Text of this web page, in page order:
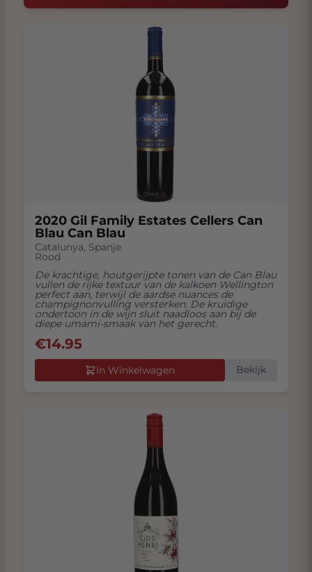
2020 Gil Family Estates Cellers Can
Blau Can Blau
Catalunya, Spanje
Rood
De krachtige, houtgerijpte tonen van de Can Blau
vullen de rijke textuur van de kalkoen Wellington
perfect aan, terwijl de aardse nuances de
champignonvulling versterken. De kruidige
ondertoon in de wijn sluit naadloos aan bij de
diepe umami-smaak van het gerecht.
€14.95
In Winkelwagen Bekijk